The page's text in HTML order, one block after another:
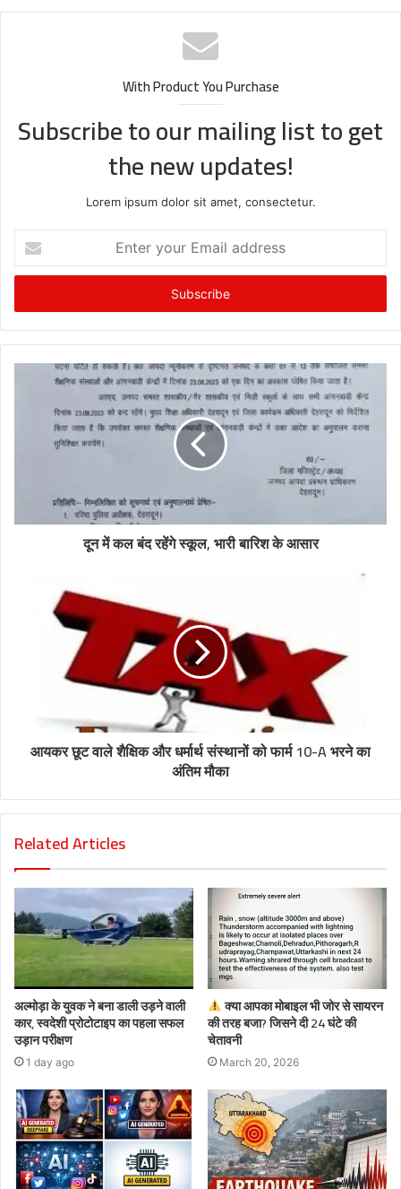
With Product You Purchase
Subscribe to our mailing list to get
the new updates!
Lorem ipsum dolor sit amet, consectetur.
your
Email
दून में कल बंद रहेंगे स्कूल, भारी बारिश के आसार
आयकर छूट वाले शैक्षिक और धर्मार्थ संस्थानों को फार्म 10-A भरने का
अंतिम मौका
Related Articles
अल्मोड़ा के युवक ने बना डाली उड़ने वाली
कार, स्वदेशी प्रोटोटाइप का पहला सफल
उड़ान परीक्षण
1 day ago
क्या आपका मोबाइल भी जोर से सायरन
की तरह बजा? जिसने दी 24 घंटे की
चेतावनी
March 20, 2026